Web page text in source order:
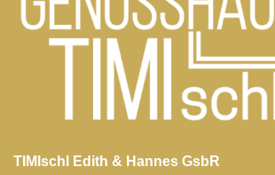
TIMIschl Edith & Hannes GsbR